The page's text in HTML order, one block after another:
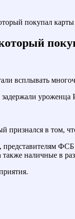
покупал
всплывать
уроженца
признался в том,
наличные в